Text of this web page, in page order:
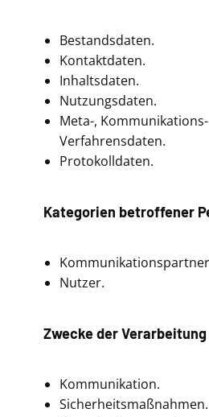
Bestandsdaten.
Kontaktdaten.
Inhaltsdaten.
Nutzungsdaten.
Meta-,
Verfahrensdaten.
Protokolldaten.
Kategorien betroffener
Nutzer.
Zwecke der Verarbeitung
Kommunikation.
Sicherheitsmaßnahmen.